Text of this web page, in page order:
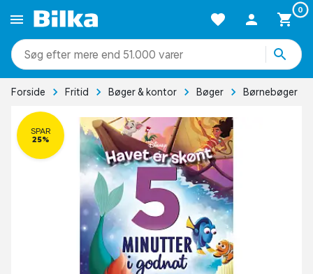
0
mere end 51.000 varer
Forside Fritid Bøger & kontor Bøger Børnebøger
SPAR
25%